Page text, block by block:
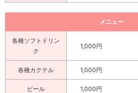
メニュー
各種ソフトドリン
ク
1,000円
各種カクテル 1,000円
ビール 1,000円